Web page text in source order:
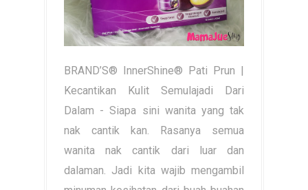
BRAND’S® InnerShine® Pati Prun |
Kecantikan Kulit Semulajadi Dari
Dalam - Siapa sini wanita yang tak
nak cantik kan. Rasanya semua
wanita nak cantik dari luar dan
dalaman. Jadi kita wajib mengambil